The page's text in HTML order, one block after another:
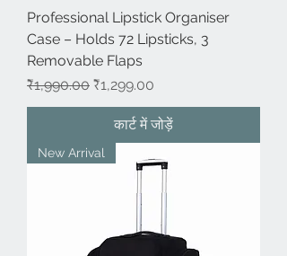
Professional Lipstick Organiser
Case – Holds 72 Lipsticks, 3
Removable Flaps
नियमित मूल्य
₹1,990.00 बिक्री मूल्य
₹1,299.00
कार्ट में जोड़ें
New Arrival